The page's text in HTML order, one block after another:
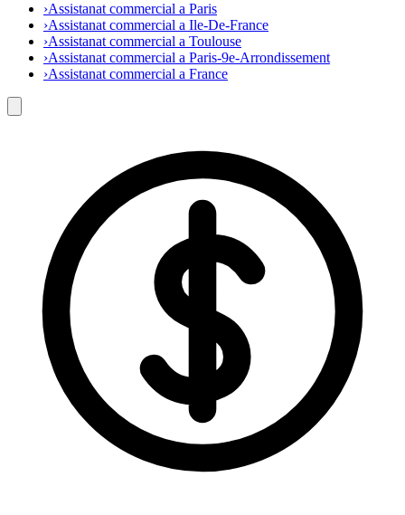
›Assistanat commercial a Paris
›Assistanat commercial a Ile-De-France
›Assistanat commercial a Toulouse
›Assistanat commercial a Paris-9e-Arrondissement
›Assistanat commercial a France